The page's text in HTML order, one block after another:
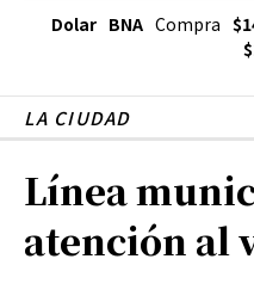
Dolar BNA Compra
LA CIUDAD
Línea
atención al